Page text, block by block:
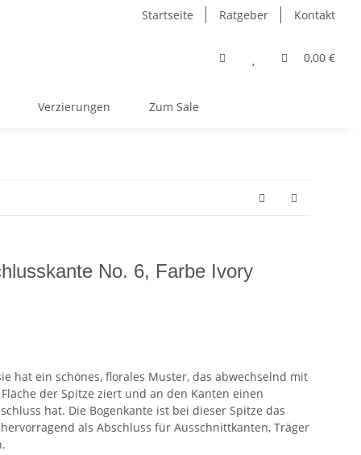
Startseite Ratgeber Kontakt
0,00 €
Verzierungen Zum Sale
No. 6, Farbe Ivory
hat ein schönes, florales Muster, das abwechselnd mit
der Spitze ziert und an den Kanten einen
hat. Die Bogenkante ist bei dieser Spitze das
als Abschluss für Ausschnittkanten, Träger